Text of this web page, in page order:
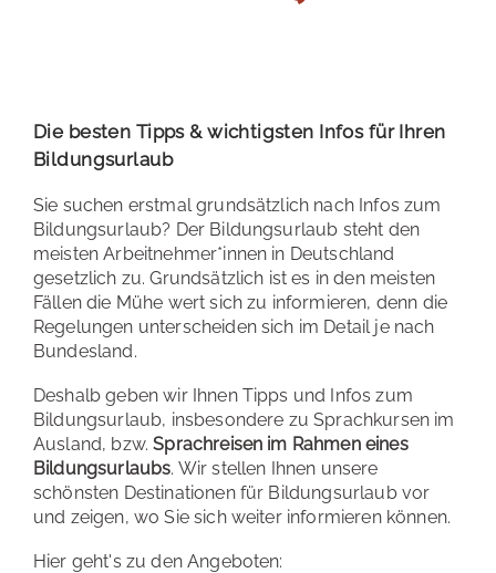
Die besten Tipps & wichtigsten Infos für Ihren
Bildungsurlaub
Sie suchen erstmal grundsätzlich nach Infos zum
Bildungsurlaub? Der Bildungsurlaub steht den
meisten Arbeitnehmer*innen in Deutschland
gesetzlich zu. Grundsätzlich ist es in den meisten
Fällen die Mühe wert sich zu informieren, denn die
Regelungen unterscheiden sich im Detail je nach
Bundesland.
Deshalb geben wir Ihnen Tipps und Infos zum
Bildungsurlaub, insbesondere zu Sprachkursen im
Ausland, bzw.Sprachreisen im Rahmen eines
Bildungsurlaubs. Wir stellen Ihnen unsere
schönsten Destinationen für Bildungsurlaub vor
und zeigen, wo Sie sich weiter informieren können.
Hier geht's zu den Angeboten: